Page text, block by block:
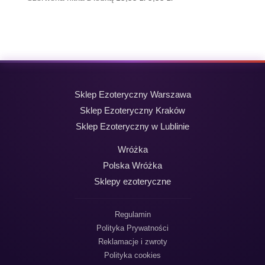
Sklep Ezoteryczny Warszawa
Sklep Ezoteryczny Kraków
Sklep Ezoteryczny w Lublinie
Wróżka
Polska Wróżka
Sklepy ezoteryczne
Regulamin
Polityka Prywatności
Reklamacje i zwroty
Polityka cookies